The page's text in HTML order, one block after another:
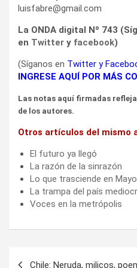
luisfabre@gmail.com
La ONDA digital Nº 743
en Twitter y facebook)
(Síganos en Twitter y
INGRESE AQUÍ POR MÁS
Las notas aquí firmadas
de los autores.
Otros artículos del mismo
El futuro ya llegó
La razón de la sinrazón
Lo que trasciende en Mayo
La trampa del país
Voces en la metrópolis
Chile: Neruda, milicos,